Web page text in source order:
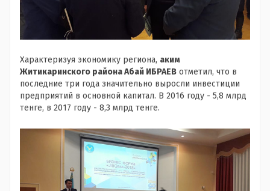
Характеризуя экономику региона, аким
Житикаринского района Абай ИБРАЕВ отметил, что в
последние три года значительно выросли инвестиции
предприятий в основной капитал. В 2016 году - 5,8 млрд
тенге, в 2017 году - 8,3 млрд тенге.